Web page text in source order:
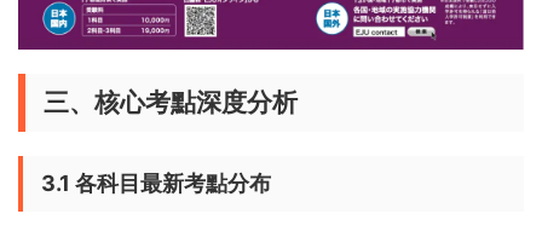
三、核心考點深度分析
3.1 各科目最新考點分布